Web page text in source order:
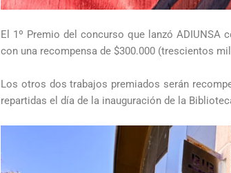
El 1º Premio del concurso que lanzó
con una recompensa de $300.000 (trescientos
Los otros dos trabajos premiados serán
repartidas el día de la inauguración de la